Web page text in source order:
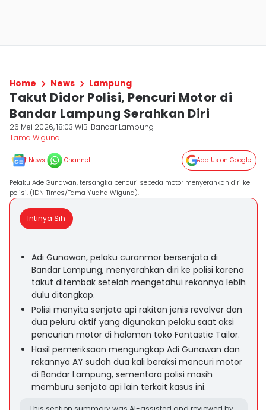
Home News Lampung
Takut Didor Polisi, Pencuri Motor di
Bandar Lampung Serahkan Diri
26 Mei 2026, 18:03 WIB Bandar Lampung
Tama Wiguna
News Channel Add Us on Google
Pelaku Ade Gunawan, tersangka pencuri sepeda motor menyerahkan diri ke
polisi. (IDN Times/Tama Yudha Wiguna).
Intinya Sih
Adi Gunawan, pelaku curanmor bersenjata di
Bandar Lampung, menyerahkan diri ke polisi karena
takut ditembak setelah mengetahui rekannya lebih
dulu ditangkap.
Polisi menyita senjata api rakitan jenis revolver dan
dua peluru aktif yang digunakan pelaku saat aksi
pencurian motor di halaman toko Fantastic Tailor.
Hasil pemeriksaan mengungkap Adi Gunawan dan
rekannya AY sudah dua kali beraksi mencuri motor
di Bandar Lampung, sementara polisi masih
memburu senjata api lain terkait kasus ini.